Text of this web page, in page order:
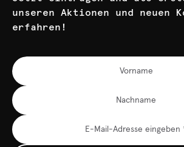
unseren Aktionen und neuen
erfahren!